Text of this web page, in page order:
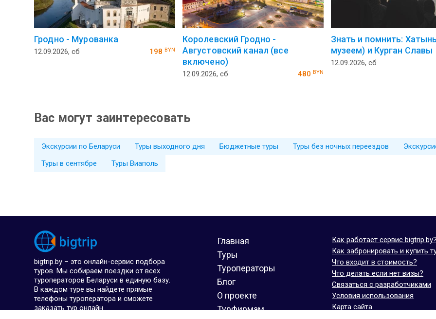
Гродно - Мурованка
12.09.2026, сб 198 BYN
Королевский Гродно -
Августовский канал (все
включено)
12.09.2026, сб 480 BYN
Знать и помнить:
музеем) и Курган Славы
12.09.2026, сб
Вас могут заинтересовать
Экскурсии по Беларуси Туры выходного дня Бюджетные туры Туры без ночных переездов
Туры в сентябре
Туры Виаполь
bigtrip.by – это онлайн-сервис подбора
туров. Мы собираем поездки от всех
туроператоров Беларуси в единую базу.
В каждом туре вы найдете прямые
телефоны туроператора и сможете
заказать тур онлайн.
Главная
Туры
Туроператоры
Блог
О проекте
Турфирмам
Как работает сервис bigtrip.by?
Как забронировать и купить
Что входит в стоимость?
Что делать если нет визы?
Связаться с разработчиками
Условия использования
Карта сайта